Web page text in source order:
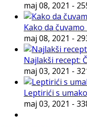
maj 08, 2021 -
Kako da
maj 08, 2021 -
Najlakši recept:
maj 03, 2021 -
Leptirići s
maj 03, 2021 -